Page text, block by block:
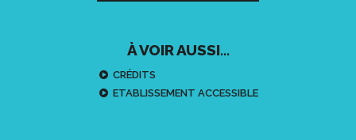
À VOIR AUSSI...
CRÉDITS
ETABLISSEMENT ACCESSIBLE